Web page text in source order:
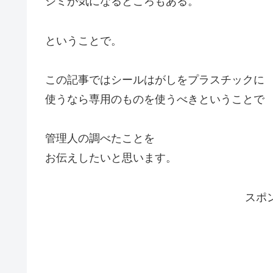
ということで。
この記事ではシールはがしをプラスチックに
使うなら専用のものを使うべきということで
管理人の調べたことを
お伝えしたいと思います。
スポ